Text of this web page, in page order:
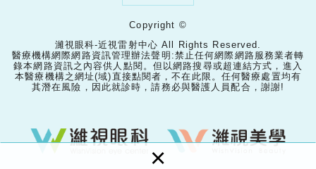
×
Copyright ©
濰視眼科-近視雷射中心 All Rights Reserved.
醫療機構網際網路資訊管理辦法聲明:禁止任何網際網路服務業者轉
錄本網路資訊之內容供人點閱。但以網路搜尋或超連結方式，進入
本醫療機構之網址(域)直接點閱者，不在此限。任何醫療處置均有
其潛在風險，因此就診時，請務必與醫護人員配合，謝謝!